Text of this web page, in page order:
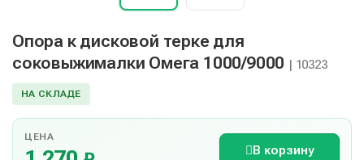
Опора к дисковой терке для
соковыжималки Омега 1000/9000 | 10323
НА СКЛАДЕ
ЦЕНА
В корзину